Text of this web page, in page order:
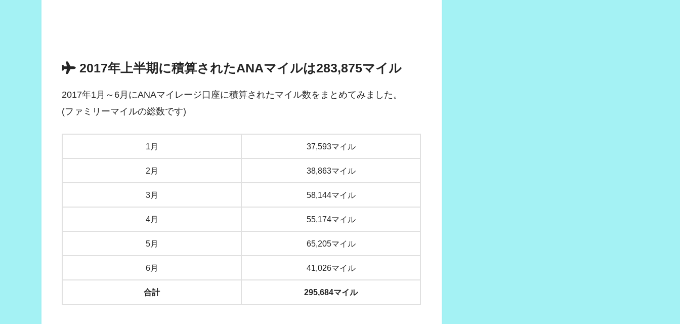
2017年上半期に積算されたANAマイルは283,875マイル
2017年1月～6月にANAマイレージ口座に積算されたマイル数をまとめてみました。
(ファミリーマイルの総数です)
1月 37,593マイル
2月 38,863マイル
3月 58,144マイル
4月 55,174マイル
5月 65,205マイル
6月 41,026マイル
合計 295,684マイル